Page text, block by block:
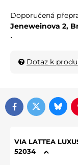
Jeneweinova 2,
•
Dotaz k
FacebookTwitter
VIA LATTEA
52034